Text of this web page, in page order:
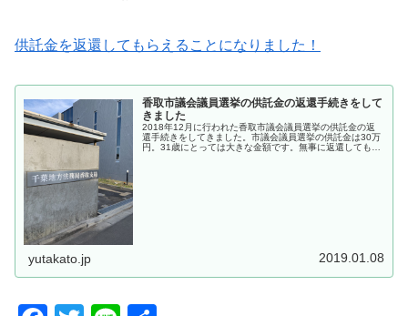
供託金を返還してもらえることになりました！
香取市議会議員選挙の供託金の返還手続きをして
きました
2018年12月に行われた香取市議会議員選挙の供託金の返
還手続きをしてきました。市議会議員選挙の供託金は30万
円。31歳にとっては大きな金額です。無事に返還してもら
yutakato.jp 2019.01.08